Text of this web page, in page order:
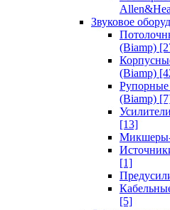
Звуковое
(Biamp)
(Biamp)
Рупорные
(Biamp)
[13]
Микшеры-
[1]
[5]